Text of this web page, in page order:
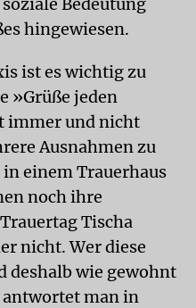
hingewiesen.
ist es wichtig zu
»Grüße jeden
immer und nicht
Ausnahmen zu
einem Trauerhaus
noch ihre
Tischa
nicht. Wer diese
deshalb wie gewohnt
antwortet man in